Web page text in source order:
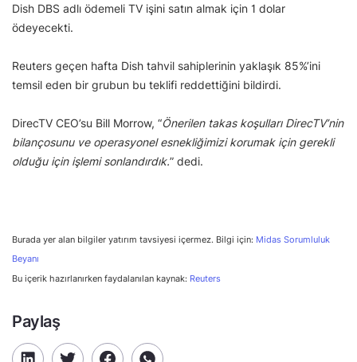
Dish DBS adlı ödemeli TV işini satın almak için 1 dolar
ödeyecekti.
Reuters geçen hafta Dish tahvil sahiplerinin yaklaşık 85%’ini
temsil eden bir grubun bu teklifi reddettiğini bildirdi.
DirecTV CEO’su Bill Morrow, “Önerilen takas koşulları DirecTV’nin
bilançosunu ve operasyonel esnekliğimizi korumak için gerekli
olduğu için işlemi sonlandırdık.” dedi.
Burada yer alan bilgiler yatırım tavsiyesi içermez. Bilgi için: Midas Sorumluluk
Beyanı
Bu içerik hazırlanırken faydalanılan kaynak: Reuters
Paylaş